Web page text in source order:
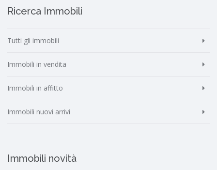
Ricerca Immobili
Tutti gli immobili
Immobili in vendita
Immobili in affitto
Immobili nuovi arrivi
Immobili novità